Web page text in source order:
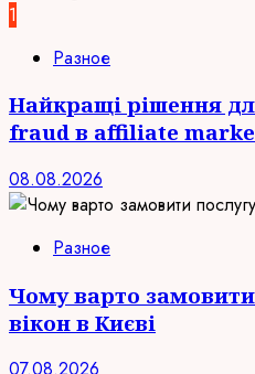
1
Разное
Найкращі рішення
fraud в affiliate
08.08.2026
Разное
Чому варто
вікон в Києві